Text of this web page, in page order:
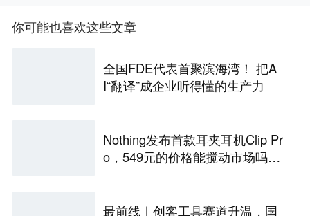
你可能也喜欢这些文章
全国FDE代表首聚滨海湾！ 把A
I“翻译”成企业听得懂的生产力
Nothing发布首款耳夹耳机Clip Pr
o，549元的价格能搅动市场吗？
最前线｜创客工具赛道升温，国